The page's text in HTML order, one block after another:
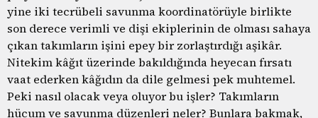
yine iki tecrübeli savunma koordinatörüyle birlikte
son derece verimli ve dişi ekiplerinin de olması sahaya
çıkan takımların işini epey bir zorlaştırdığı aşikâr.
Nitekim kâğıt üzerinde bakıldığında heyecan fırsatı
vaat ederken kâğıdın da dile gelmesi pek muhtemel.
Peki nasıl olacak veya oluyor bu işler? Takımların
hücum ve savunma düzenleri neler? Bunlara bakmak,